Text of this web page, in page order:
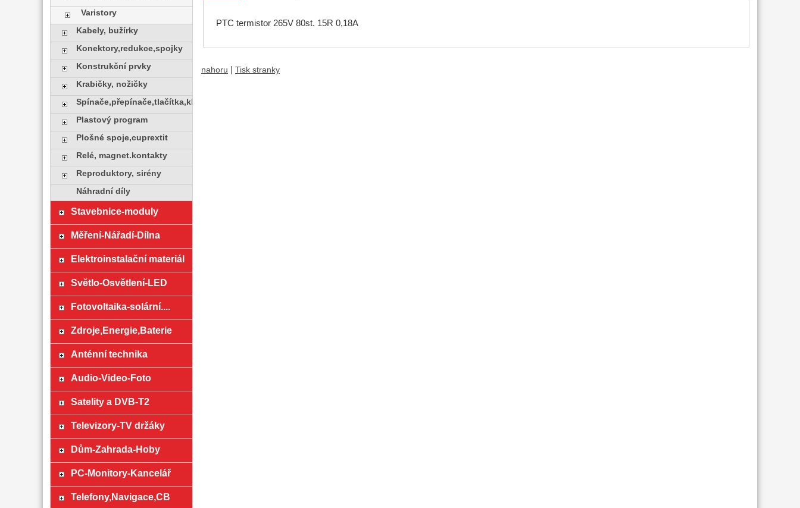
PTC termistor 265V 80st. 15R 0,18A
nahoru Tisk stranky
Varistory
Kabely, bužírky
Konektory,redukce,spojky
Konstrukční prvky
Krabičky, nožičky
Spínače,přepínače,tlačítka,klávesy
Plastový program
Plošné spoje,cuprextit
Relé, magnet.kontakty
Reproduktory, sirény
Náhradní díly
Stavebnice-moduly
Měření-Nářadí-Dílna
Elektroinstalační materiál
Světlo-Osvětlení-LED
Fotovoltaika-solární....
Zdroje,Energie,Baterie
Anténní technika
Audio-Video-Foto
Satelity a DVB-T2
Televizory-TV držáky
Dům-Zahrada-Hoby
PC-Monitory-Kancelář
Telefony,Navigace,CB